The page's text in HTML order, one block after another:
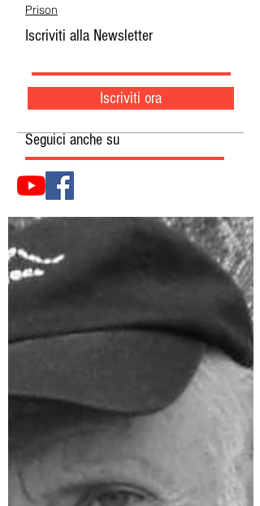
Prison
Iscriviti alla Newsletter
Iscriviti ora
Seguici anche su